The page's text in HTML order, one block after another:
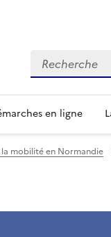
Recherche
en ligne
la mobilité en Normandie